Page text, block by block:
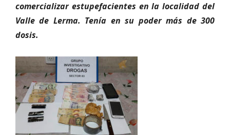
comercializar estupefacientes en la localidad del
Valle de Lerma. Tenía en su poder más de 300
dosis.